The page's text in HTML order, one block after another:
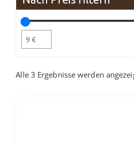
Alle 3 Ergebnisse werden